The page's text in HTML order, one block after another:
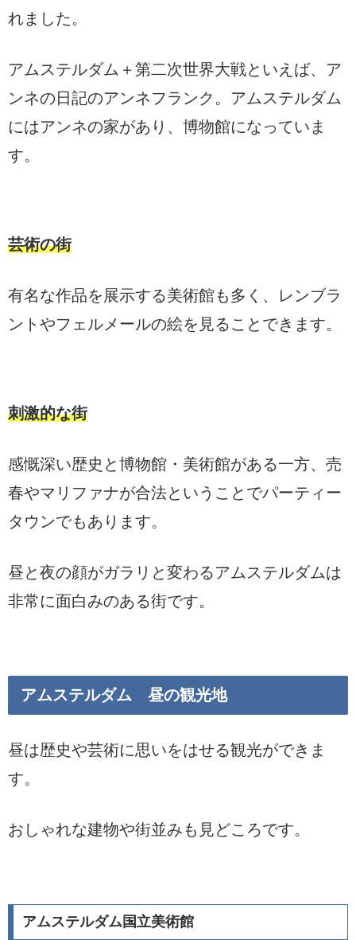
れました。
アムステルダム＋第二次世界大戦といえば、ア
ンネの日記のアンネフランク。アムステルダム
にはアンネの家があり、博物館になっていま
す。
芸術の街
有名な作品を展示する美術館も多く、レンブラ
ントやフェルメールの絵を見ることできます。
刺激的な街
感慨深い歴史と博物館・美術館がある一方、売
春やマリファナが合法ということでパーティー
タウンでもあります。
昼と夜の顔がガラリと変わるアムステルダムは
非常に面白みのある街です。
アムステルダム 昼の観光地
昼は歴史や芸術に思いをはせる観光ができま
す。
おしゃれな建物や街並みも見どころです。
アムステルダム国立美術館